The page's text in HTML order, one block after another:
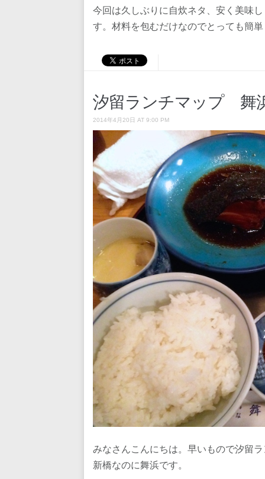
今回は久しぶりに自炊ネタ、安く美味
す。材料を包むだけなのでとっても簡
汐留ランチマップ 舞
2014年4月20日 AT 9:00 PM
みなさんこんにちは。早いもので汐留
新橋なのに舞浜です。